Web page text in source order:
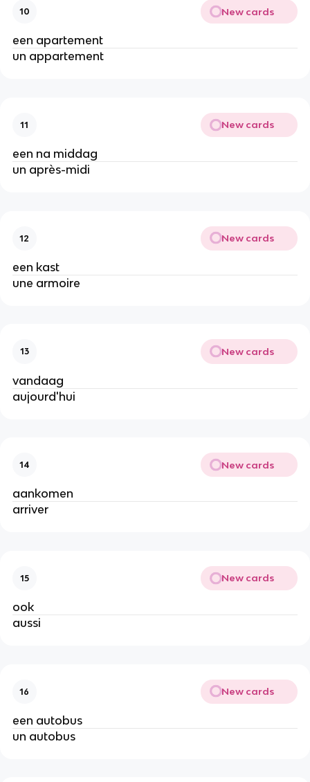
10 New cards
een apartement
un appartement
11 New cards
een na middag
un après-midi
12 New cards
een kast
une armoire
13 New cards
vandaag
aujourd'hui
14 New cards
aankomen
arriver
15 New cards
ook
aussi
16 New cards
een autobus
un autobus